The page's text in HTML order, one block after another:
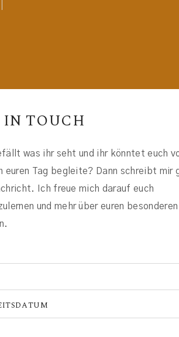
IN TOUCH
was ihr seht und ihr könntet euch
euren Tag begleite? Dann schreibt mir
Ich freue mich darauf euch
und mehr über euren